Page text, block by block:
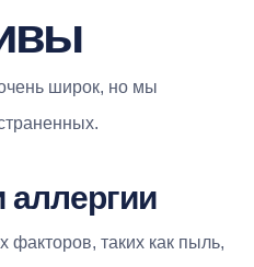
широк, но мы
аллергии
таких как пыль,